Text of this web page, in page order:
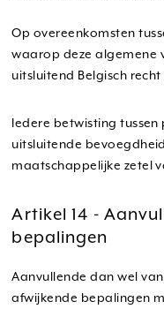
Op overeenkomsten
waarop deze algemene
uitsluitend Belgisch
Iedere betwisting
uitsluitende
maatschappelijke zetel
Artikel 14 -
bepalingen
Aanvullende dan wel
afwijkende bepalingen